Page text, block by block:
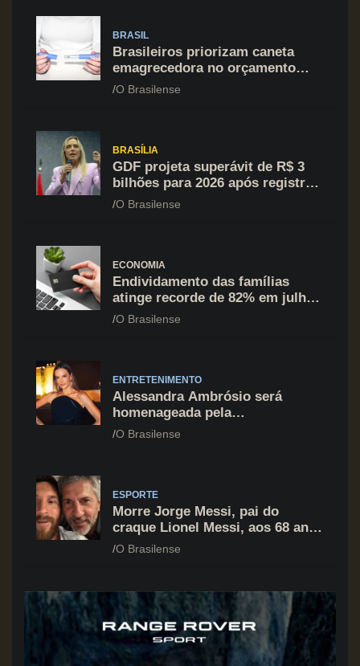
BRASIL
Brasileiros priorizam caneta
emagrecedora no orçamento
mesmo em situação de aperto
O Brasilense
BRASÍLIA
GDF projeta superávit de R$ 3
bilhões para 2026 após registrar
recuo no déficit
O Brasilense
ECONOMIA
Endividamento das famílias
atinge recorde de 82% em julho;
cartão de crédito segue como
O Brasilense
ENTRETENIMENTO
Alessandra Ambrósio será
homenageada pela
BrazilFoundation no New York
O Brasilense
ESPORTE
Morre Jorge Messi, pai do
craque Lionel Messi, aos 68 anos
na Argentina
O Brasilense